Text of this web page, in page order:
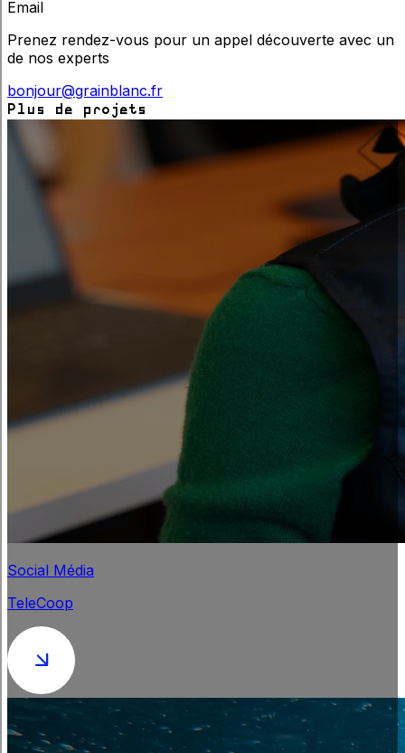
Email
Prenez rendez-vous pour un appel découverte avec un
de nos experts
bonjour@grainblanc.fr
Plus de projets
Social Média
TeleCoop